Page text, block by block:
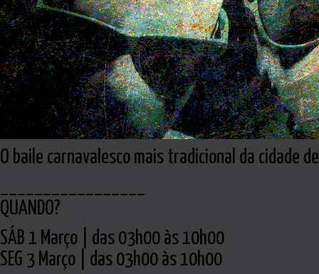
O baile carnavalesco mais tradicional da cidade
QUANDO?
SÁB 1 Março | das 03h00 às 10h00
SEG 3 Março | das 03h00 às 10h00